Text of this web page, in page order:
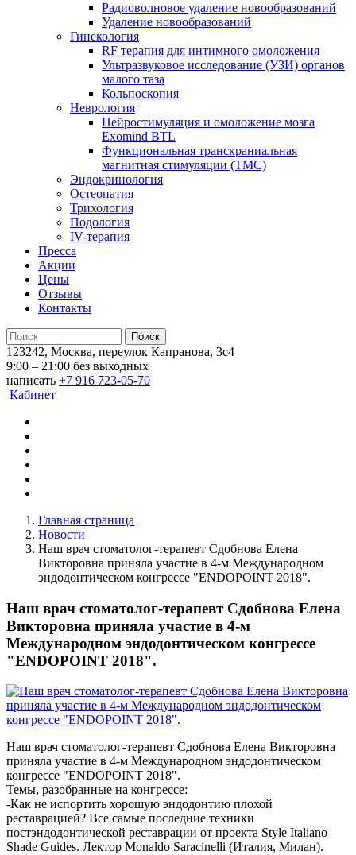
Радиоволновое удаление новообразований
Удаление новообразований
Гинекология
RF терапия для интимного омоложения
Ультразвуковое исследование (УЗИ) органов
малого таза
Кольпоскопия
Неврология
Нейростимуляция и омоложение мозга
Exomind BTL
Функциональная транскраниальная
магнитная стимуляции (ТМС)
Эндокринология
Остеопатия
Трихология
Подология
IV-терапия
Пресса
Акции
Цены
Отзывы
Контакты
123242, Москва, переулок Капранова, 3с4
9:00 – 21:00 без выходных
написать +7 916 723-05-70
Кабинет
Главная страница
Новости
Наш врач стоматолог-терапевт Сдобнова Елена
Викторовна приняла участие в 4-м Международном
эндодонтическом конгрессе "ENDOPOINT 2018".
Наш врач стоматолог-терапевт Сдобнова Елена
Викторовна приняла участие в 4-м
Международном эндодонтическом конгрессе
"ENDOPOINT 2018".
Наш врач стоматолог-терапевт Сдобнова Елена Викторовна
приняла участие в 4-м Международном эндодонтическом
конгрессе "ENDOPOINT 2018".
Темы, разобранные на конгрессе:
-Как не испортить хорошую эндодонтию плохой
реставрацией? Все самые последние техники
постэндодонтической реставрации от проекта Style Italiano
Shade Guides. Лектор Monaldo Saracinelli (Италия, Милан).